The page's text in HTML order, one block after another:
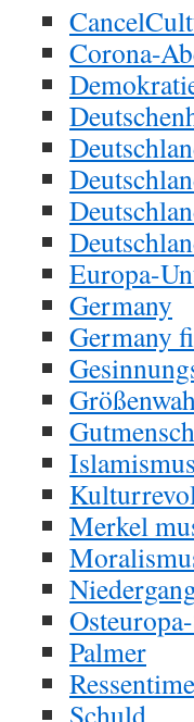
Corona-
Europa-
Germany
Germany
Islamismus
Merkel
Palmer
Schuld